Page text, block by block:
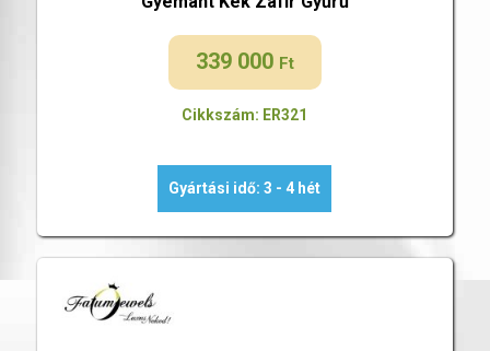
339 000 Ft
Cikkszám: ER321
Gyártási idő: 3 - 4 hét